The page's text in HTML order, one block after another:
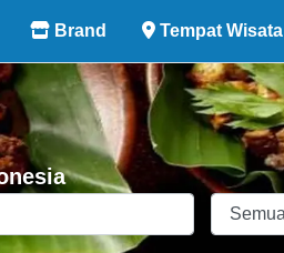
Brand Tempat Wisata